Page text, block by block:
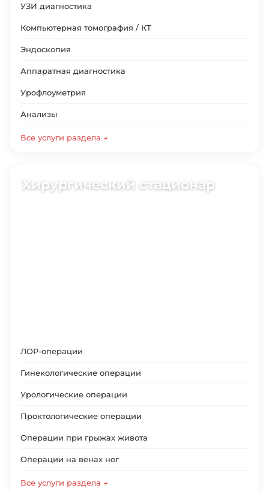
УЗИ диагностика
Компьютерная томография / КТ
Эндоскопия
Аппаратная диагностика
Урофлоуметрия
Анализы
Все услуги раздела →
Хирургический стационар
ЛОР-операции
Гинекологические операции
Урологические операции
Проктологические операции
Операции при грыжах живота
Операции на венах ног
Все услуги раздела →